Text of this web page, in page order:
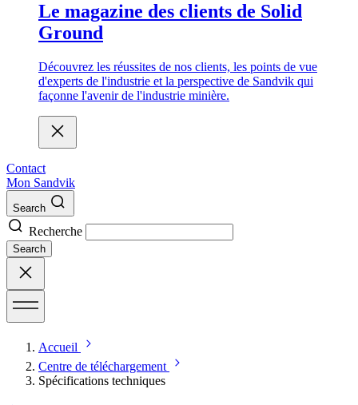
Le magazine des clients de Solid
Ground
Découvrez les réussites de nos clients, les points de vue
d'experts de l'industrie et la perspective de Sandvik qui
façonne l'avenir de l'industrie minière.
Contact
Mon Sandvik
Search
Recherche
Search
Accueil
Centre de téléchargement
Spécifications techniques